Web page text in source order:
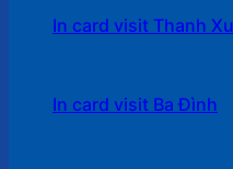
In card visit Thanh
In card visit Ba Đình